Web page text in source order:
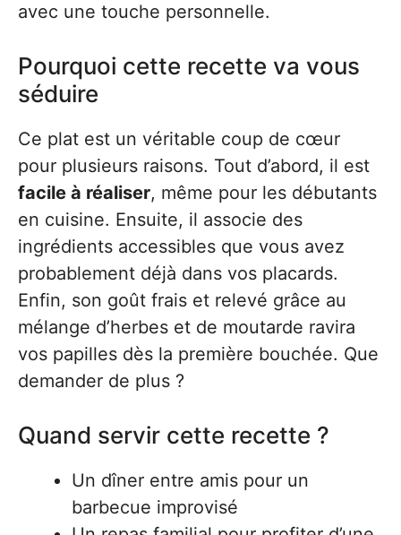
avec une touche personnelle.
Pourquoi cette recette va vous
séduire
Ce plat est un véritable coup de cœur
pour plusieurs raisons. Tout d’abord, il est
facile à réaliser, même pour les débutants
en cuisine. Ensuite, il associe des
ingrédients accessibles que vous avez
probablement déjà dans vos placards.
Enfin, son goût frais et relevé grâce au
mélange d’herbes et de moutarde ravira
vos papilles dès la première bouchée. Que
demander de plus ?
Quand servir cette recette ?
Un dîner entre amis pour un
barbecue improvisé